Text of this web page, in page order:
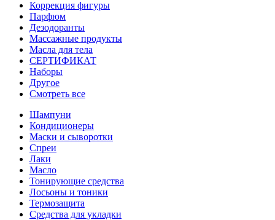
Коррекция фигуры
Парфюм
Дезодоранты
Массажные продукты
Масла для тела
СЕРТИФИКАТ
Наборы
Другое
Смотреть все
Шампуни
Кондиционеры
Маски и сыворотки
Спреи
Лаки
Масло
Тонирующие средства
Лосьоны и тоники
Термозащита
Средства для укладки